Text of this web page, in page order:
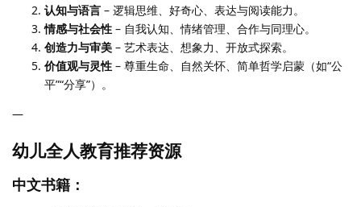
认知与语言 – 逻辑思维、好奇心、表达与阅读能力。
情感与社会性 – 自我认知、情绪管理、合作与同理心。
创造力与审美 – 艺术表达、想象力、开放式探索。
价值观与灵性 – 尊重生命、自然关怀、简单哲学启蒙（如“公
平”“分享”）。
—
幼儿全人教育推荐资源
中文书籍：